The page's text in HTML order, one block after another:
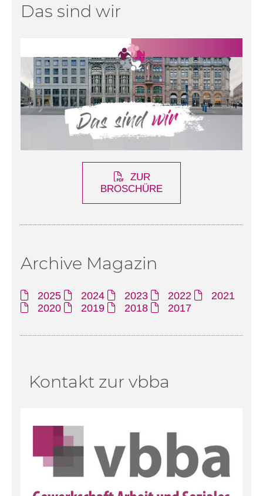
Das sind wir
ZUR
BROSCHÜRE
Archive Magazin
2025 2024 2023 2022
2021
2020
2019 2018 2017
Kontakt zur vbba